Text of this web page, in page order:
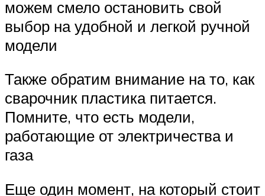
можем смело остановить свой
выбор на удобной и легкой ручной
модели
Также обратим внимание на то, как
сварочник пластика питается.
Помните, что есть модели,
работающие от электричества и
газа
Еще один момент, на который стоит